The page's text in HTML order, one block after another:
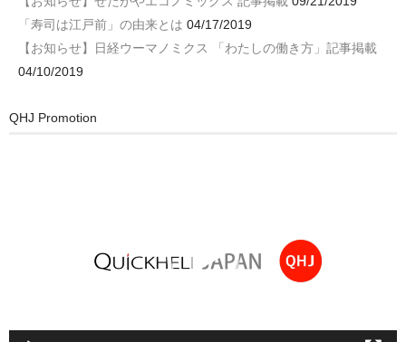
「寿司は江戸前」の由来とは 04/17/2019
【お知らせ】日経ウーマノミクス 「わたしの働き方」記事掲載
04/10/2019
QHJ Promotion